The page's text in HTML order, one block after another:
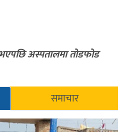
अस्पतालमा तोडफोड
समाचार